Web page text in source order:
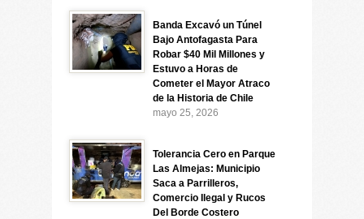
Banda Excavó un Túnel
Bajo Antofagasta Para
Robar $40 Mil Millones y
Estuvo a Horas de
Cometer el Mayor Atraco
de la Historia de Chile
mayo 25, 2026
Tolerancia Cero en Parque
Las Almejas: Municipio
Saca a Parrilleros,
Comercio Ilegal y Rucos
Del Borde Costero